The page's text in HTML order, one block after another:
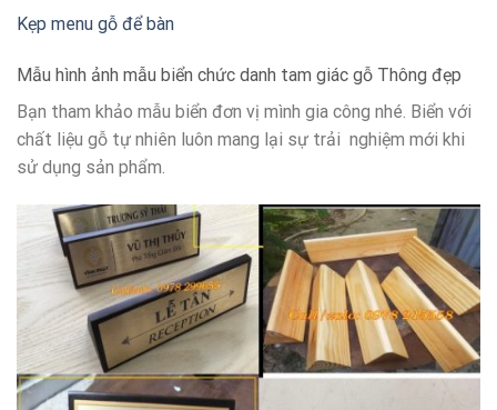
Kẹp menu gỗ để bàn
Mẫu hình ảnh mẫu biển chức danh tam giác gỗ Thông đẹp
Bạn tham khảo mẫu biển đơn vị mình gia công nhé. Biển với
chất liệu gỗ tự nhiên luôn mang lại sự trải nghiệm mới khi
sử dụng sản phẩm.